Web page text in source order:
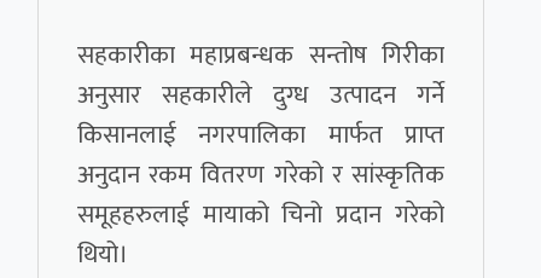
सहकारीका महाप्रबन्धक सन्तोष गिरीका
अनुसार सहकारीले दुग्ध उत्पादन गर्ने
किसानलाई नगरपालिका मार्फत प्राप्त
अनुदान रकम वितरण गरेको र सांस्कृतिक
समूहहरुलाई मायाको चिनो प्रदान गरेको
थियो।